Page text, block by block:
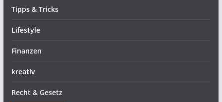
Tipps & Tricks
Lifestyle
Finanzen
kreativ
Recht & Gesetz